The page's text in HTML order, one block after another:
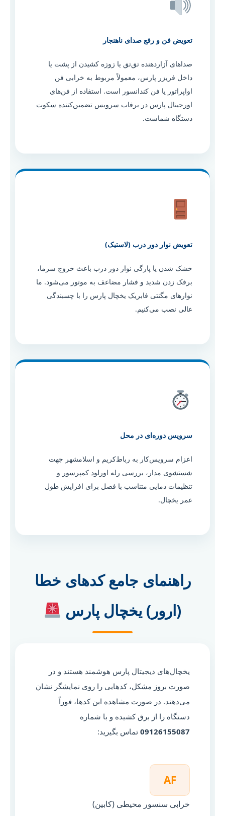
تعویض فن و رفع صدای ناهنجار
صداهای آزاردهنده تق‌تق یا زوزه کشیدن از پشت یا
داخل فریزر پارس، معمولاً مربوط به خرابی فن
اواپراتور یا فن کندانسور است. استفاده از فن‌های
اورجینال پارس در برفاب سرویس تضمین‌کننده سکوت
دستگاه شماست.
تعویض نوار دور درب (لاستیک)
خشک شدن یا پارگی نوار دور درب باعث خروج سرما،
برفک زدن شدید و فشار مضاعف به موتور می‌شود. ما
نوارهای مگنتی فابریک یخچال پارس را با چسبندگی
عالی نصب می‌کنیم.
سرویس دوره‌ای در محل
اعزام سرویس‌کار به رباط‌کریم و اسلامشهر جهت
شستشوی مدار، بررسی رله اورلود کمپرسور و
تنظیمات دمایی متناسب با فصل برای افزایش طول
عمر یخچال.
راهنمای جامع کدهای خطا
(ارور) یخچال پارس
یخچال‌های دیجیتال پارس هوشمند هستند و در
صورت بروز مشکل، کدهایی را روی نمایشگر نشان
می‌دهند. در صورت مشاهده این کدها، فوراً
دستگاه را از برق کشیده و با شماره
09126155087 تماس بگیرید:
AF
خرابی سنسور محیطی (کابین)